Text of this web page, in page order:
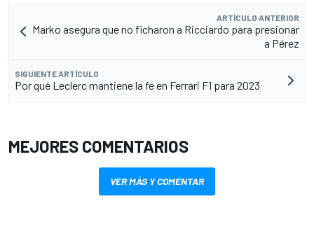
ARTÍCULO ANTERIOR
Marko asegura que no ficharon a Ricciardo para presionar
a Pérez
SIGUIENTE ARTÍCULO
Por qué Leclerc mantiene la fe en Ferrari F1 para 2023
MEJORES COMENTARIOS
VER MÁS Y COMENTAR